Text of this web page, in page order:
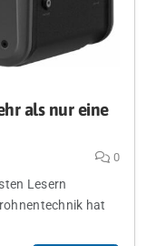
als nur eine
0
Lesern
hat